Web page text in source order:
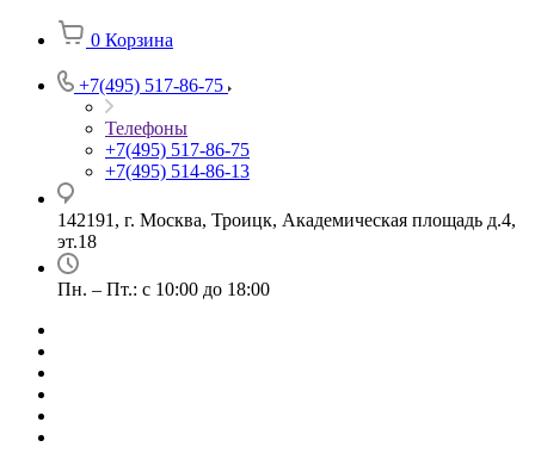
0 Корзина
+7(495) 517-86-75
Телефоны
+7(495) 517-86-75
+7(495) 514-86-13
142191, г. Москва, Троицк, Академическая площадь д.4,
эт.18
Пн. – Пт.: с 10:00 до 18:00